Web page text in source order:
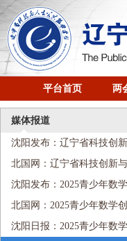
平台首页 两
媒体报道
沈阳发布：辽宁省科技创新
与人才培养研究会科普工作委
员会成立
北国网：辽宁省科技创新与
人才培养研究会科普工作委员
会成立
沈阳发布：2025青少年数学
创新思维培养论坛在沈阳举行
北国网：2025青少年数学创
新思维培养论坛在沈召开
沈阳日报：2025青少年数学